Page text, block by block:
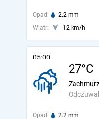
Opad: 2.2 mm
Wiatr:
12 km/h
05:00
27°C
Opad: 2.2 mm